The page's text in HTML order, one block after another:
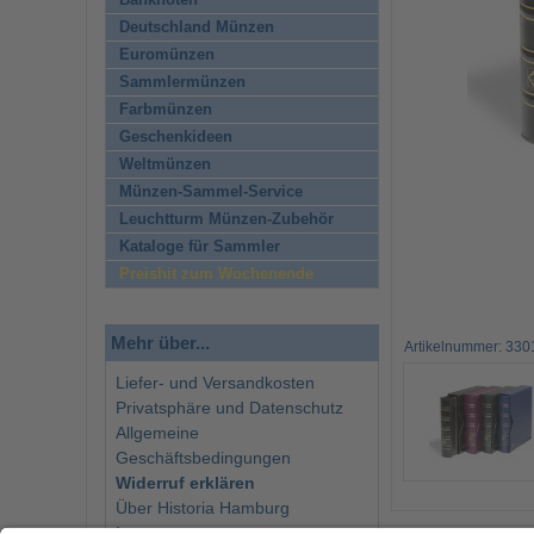
Artikelnummer:
Deutschland Münzen
Euromünzen
Sammlermünzen
Farbmünzen
Geschenkideen
Weltmünzen
Münzen-Sammel-Service
Leuchtturm Münzen-Zubehör
Kataloge für Sammler
Preishit zum Wochenende
Mehr über...
Liefer- und Versandkosten
Privatsphäre und Datenschutz
Allgemeine
Geschäftsbedingungen
Widerruf erklären
Über Historia Hamburg